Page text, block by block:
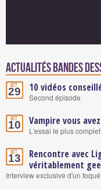
Actualités Bandes
Oct.
29 10 vidéos
Second épisode
Oct.
10 Vampire vous
L'essai le plus
Oct.
13
Rencontre avec
véritablement
Interview exclusive d'un